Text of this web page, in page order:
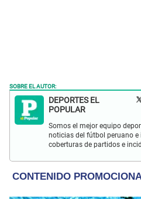
SOBRE EL AUTOR:
DEPORTES EL
POPULAR
Somos el mejor equipo
noticias del fútbol peruano
coberturas de partidos e
eventos deportivos.